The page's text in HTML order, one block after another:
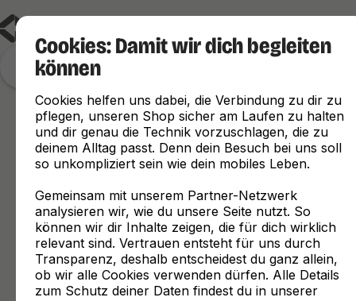
Cookies: Damit wir dich begleiten
können
Cookies helfen uns dabei, die Verbindung zu dir zu
pflegen, unseren Shop sicher am Laufen zu halten
und dir genau die Technik vorzuschlagen, die zu
deinem Alltag passt. Denn dein Besuch bei uns soll
so unkompliziert sein wie dein mobiles Leben.
Gemeinsam mit unserem Partner-Netzwerk
analysieren wir, wie du unsere Seite nutzt. So
können wir dir Inhalte zeigen, die für dich wirklich
relevant sind. Vertrauen entsteht für uns durch
Transparenz, deshalb entscheidest du ganz allein,
ob wir alle Cookies verwenden dürfen. Alle Details
zum Schutz deiner Daten findest du in unserer